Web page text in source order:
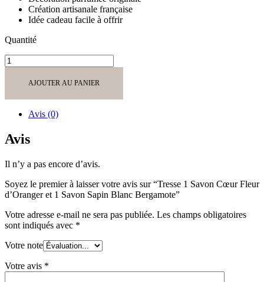
Création artisanale française
Idée cadeau facile à offrir
Quantité
quantité
de
Savon
Cœur
d'Oranger
et
Savon
Blanc
Bergamote
AJOUTER AU PANIER
Avis (0)
Avis
Il n’y a pas encore d’avis.
Soyez le premier à laisser votre avis sur “Tresse 1 Savon Cœur Fleur
d’Oranger et 1 Savon Sapin Blanc Bergamote”
Votre adresse e-mail ne sera pas publiée. Les champs obligatoires
sont indiqués avec *
Votre note
Votre avis *